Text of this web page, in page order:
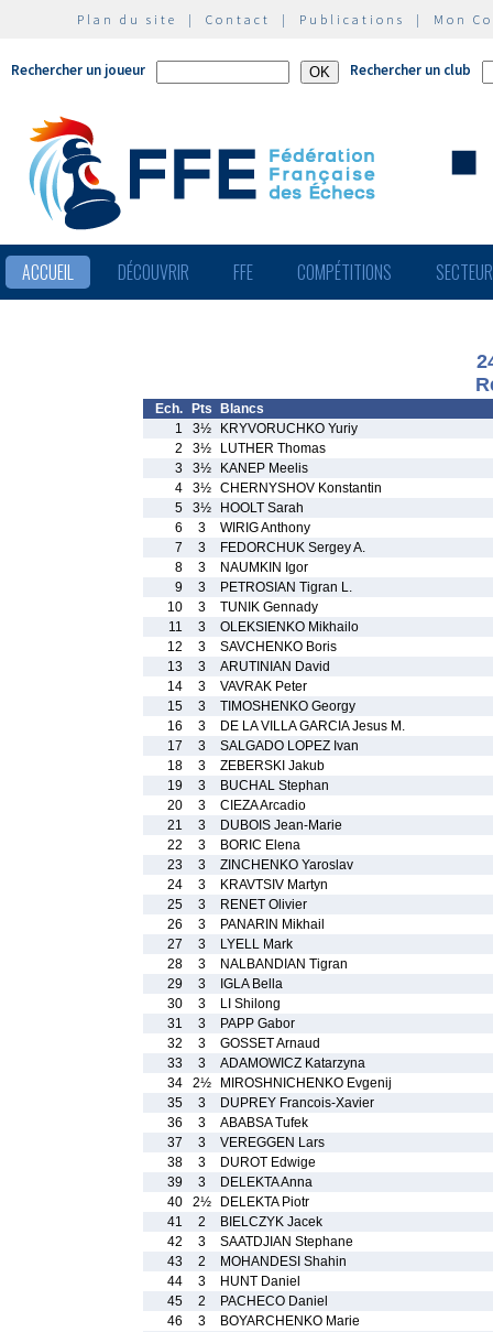
Plan du site | Contact | Publications | Mon
Rechercher un joueur Rechercher un club
ACCUEIL DÉCOUVRIR FFE COMPÉTITIONS
Ech. Pts
Blancs
1
3½
KRYVORUCHKO Yuriy
2
3½
LUTHER Thomas
3
3½
KANEP Meelis
4
3½
CHERNYSHOV Konstantin
5
3½
HOOLT Sarah
6
3
WIRIG Anthony
7
3
FEDORCHUK Sergey A.
8
3
NAUMKIN Igor
9
3
PETROSIAN Tigran L.
10
3
TUNIK Gennady
11
3
OLEKSIENKO Mikhailo
12
3
SAVCHENKO Boris
13
3
ARUTINIAN David
14
3
VAVRAK Peter
15
3
TIMOSHENKO Georgy
16
3
DE LA VILLA GARCIA Jesus M.
17
3
SALGADO LOPEZ Ivan
18
3
ZEBERSKI Jakub
19
3
BUCHAL Stephan
20
3
CIEZA Arcadio
21
3
DUBOIS Jean-Marie
22
3
BORIC Elena
23
3
ZINCHENKO Yaroslav
24
3
KRAVTSIV Martyn
25
3
RENET Olivier
26
3
PANARIN Mikhail
27
3
LYELL Mark
28
3
NALBANDIAN Tigran
29
3
IGLA Bella
30
3
LI Shilong
31
3
PAPP Gabor
32
3
GOSSET Arnaud
33
3
ADAMOWICZ Katarzyna
34
2½
MIROSHNICHENKO Evgenij
35
3
DUPREY Francois-Xavier
36
3
ABABSA Tufek
37
3
VEREGGEN Lars
38
3
DUROT Edwige
39
3
DELEKTA Anna
40
2½
DELEKTA Piotr
41
2
BIELCZYK Jacek
42
3
SAATDJIAN Stephane
43
2
MOHANDESI Shahin
44
3
HUNT Daniel
45
2
PACHECO Daniel
46
3
BOYARCHENKO Marie